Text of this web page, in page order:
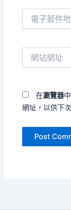
在瀏覽器
網址，以供下